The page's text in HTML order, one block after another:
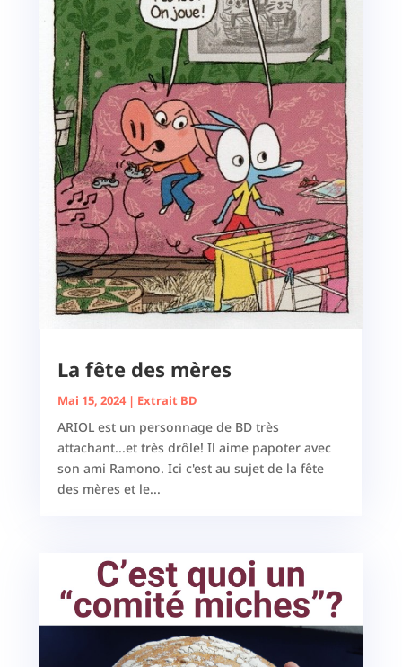
La fête des mères
Mai 15, 2024| Extrait BD
ARIOL est un personnage de BD très
attachant...et très drôle! Il aime papoter avec
son ami Ramono. Ici c'est au sujet de la fête
des mères et le...